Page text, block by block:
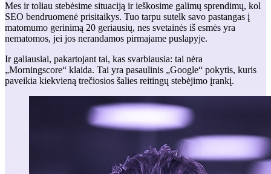
Mes ir toliau stebėsime situaciją ir ieškosime galimų sprendimų, kol
SEO bendruomenė prisitaikys. Tuo tarpu sutelk savo pastangas į
matomumo gerinimą 20 geriausių, nes svetainės iš esmės yra
nematomos, jei jos nerandamos pirmajame puslapyje.
Ir galiausiai, pakartojant tai, kas svarbiausia: tai nėra
„Morningscore“ klaida. Tai yra pasaulinis „Google“ pokytis, kuris
paveikia kiekvieną trečiosios šalies reitingų stebėjimo įrankį.